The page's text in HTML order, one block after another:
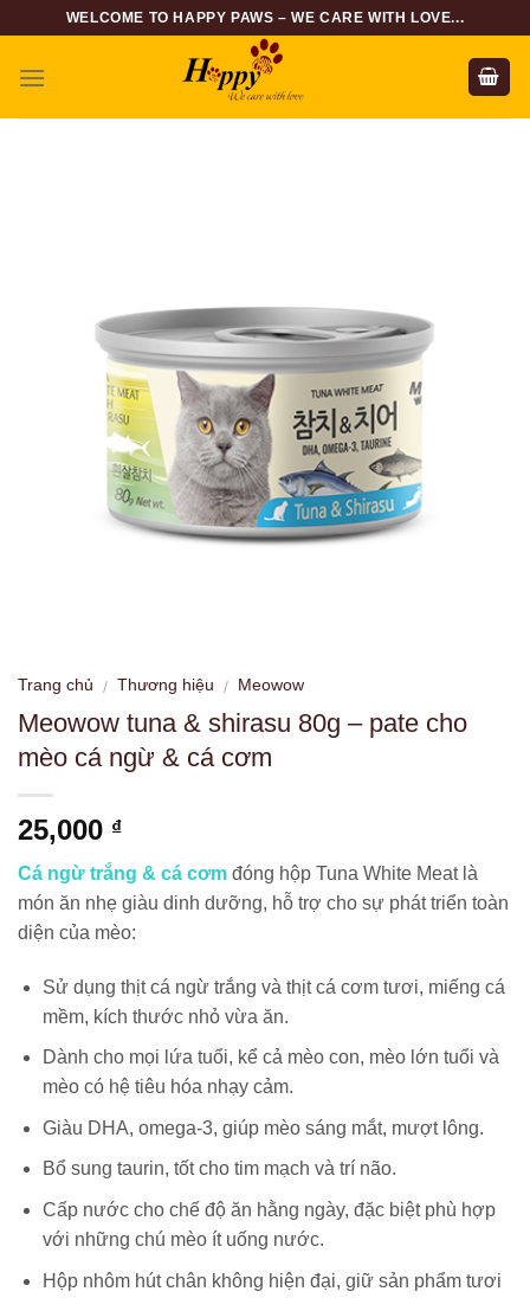
content
WELCOME TO HAPPY PAWS – WE CARE WITH LOVE...
Trang chủ / Thương hiệu / Meowow
Meowow tuna & shirasu 80g – pate cho
mèo cá ngừ & cá cơm
25,000 ₫
Cá ngừ trắng & cá cơm đóng hộp Tuna White Meat là
món ăn nhẹ giàu dinh dưỡng, hỗ trợ cho sự phát triển toàn
diện của mèo:
Sử dụng thịt cá ngừ trắng và thịt cá cơm tươi, miếng cá
mềm, kích thước nhỏ vừa ăn.
Dành cho mọi lứa tuổi, kể cả mèo con, mèo lớn tuổi và
mèo có hệ tiêu hóa nhạy cảm.
Giàu DHA, omega-3, giúp mèo sáng mắt, mượt lông.
Bổ sung taurin, tốt cho tim mạch và trí não.
Cấp nước cho chế độ ăn hằng ngày, đặc biệt phù hợp
với những chú mèo ít uống nước.
Hộp nhôm hút chân không hiện đại, giữ sản phẩm tươi